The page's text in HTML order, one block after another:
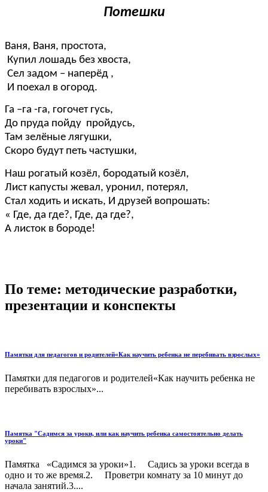
Потешки
Ваня, Ваня, простота,
Купил лошадь без хвоста,
Сел задом – наперёд ,
И поехал в огород.
Га –га -га, гогочет гусь,
До пруда пойду пройдусь,
Там зелёные лягушки,
Скоро будут петь частушки,
Наш рогатый козёл, бородатый козёл,
Лист капусты жевал, уронил, потерял,
Стал ходить и искать, И друзей вопрошать:
« Где, да где?, Где, да где?,
А листок в бороде!
По теме: методические разработки,
презентации и конспекты
Памятки для педагогов и родителей«Как научить ребенка не перебивать взрослых»
Памятки для педагогов и родителей«Как научить ребенка не
перебивать взрослых»...
Памятка "Садимся за уроки, или как научить ребенка самостоятельно делать
уроки"
Памятка «Садимся за уроки»1. Садись за уроки всегда в
одно и то же время.2. Проветри комнату за 10 минут до
начала занятий.3....